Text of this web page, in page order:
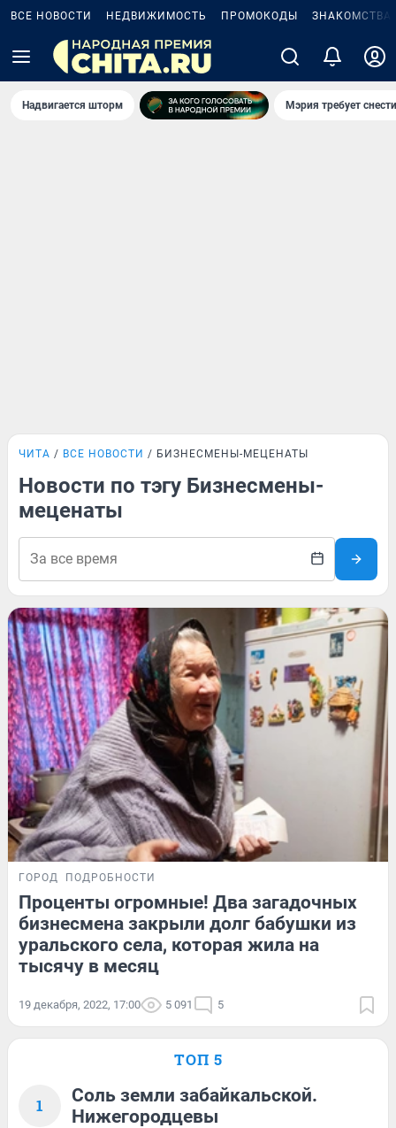
ВСЕ НОВОСТИ НЕДВИЖИМОСТЬ ПРОМОКОДЫ ЗНАКОМСТВА
Надвигается шторм Мэрия требует
ЧИТА ВСЕ НОВОСТИ БИЗНЕСМЕНЫ-МЕЦЕНАТЫ
Новости по тэгу Бизнесмены-
меценаты
ГОРОД ПОДРОБНОСТИ
Проценты огромные! Два загадочных
бизнесмена закрыли долг бабушки из
уральского села, которая жила на
тысячу в месяц
19 декабря, 2022, 17:00 5 091 5
ТОП 5
1
Соль земли забайкальской.
Нижегородцевы